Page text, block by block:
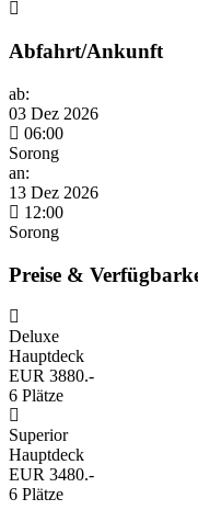
Abfahrt/Ankunft
ab:
03 Dez 2026
06:00
Sorong
an:
13 Dez 2026
12:00
Sorong
Preise &
Deluxe
Hauptdeck
EUR 3880.-
6 Plätze
Superior
Hauptdeck
EUR 3480.-
6 Plätze